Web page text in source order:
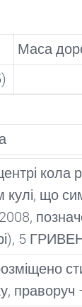
Маса
кола
кулі, що
5